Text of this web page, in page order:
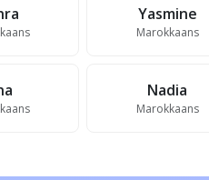
Yasmine
Marokkaans
Nadia
Marokkaans